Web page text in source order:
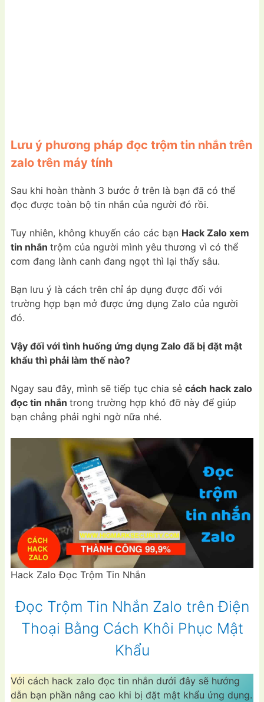
Lưu ý phương pháp đọc trộm tin nhắn trên
zalo trên máy tính
Sau khi hoàn thành 3 bước ở trên là bạn đã có thể
đọc được toàn bộ tin nhắn của người đó rồi.
Tuy nhiên, không khuyến cáo các bạn Hack Zalo xem
tin nhắn trộm của người mình yêu thương vì có thể
cơm đang lành canh đang ngọt thì lại thấy sâu.
Bạn lưu ý là cách trên chỉ áp dụng được đối với
trường hợp bạn mở được ứng dụng Zalo của người
đó.
Vậy đối với tình huống ứng dụng Zalo đã bị đặt mật
khẩu thì phải làm thế nào?
Ngay sau đây, mình sẽ tiếp tục chia sẻ cách hack zalo
đọc tin nhắn trong trường hợp khó đỡ này để giúp
bạn chẳng phải nghi ngờ nữa nhé.
Hack Zalo Đọc Trộm Tin Nhắn
Đọc Trộm Tin Nhắn Zalo trên Điện
Thoại Bằng Cách Khôi Phục Mật
Khẩu
Với cách hack zalo đọc tin nhắn dưới đây sẽ hướng
dẫn bạn phần nâng cao khi bị đặt mật khẩu ứng dụng.